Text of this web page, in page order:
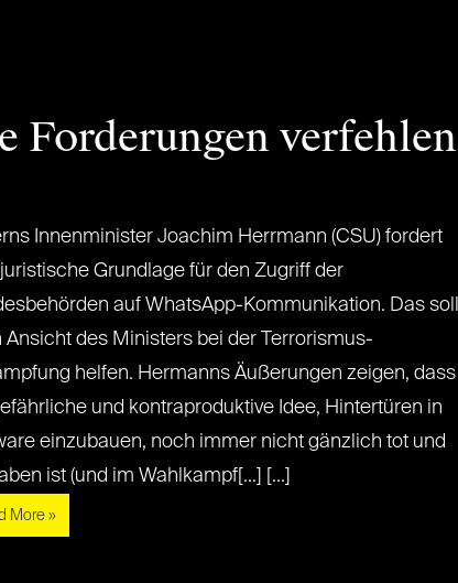
Forderungen verfehlen
Innenminister Joachim Herrmann (CSU) fordert
Grundlage für den Zugriff der
auf WhatsApp-Kommunikation. Das soll
Ansicht des Ministers bei der Terrorismus-
helfen. Hermanns Äußerungen zeigen, dass
und kontraproduktive Idee, Hintertüren in
einzubauen, noch immer nicht gänzlich tot und
ist (und im Wahlkampf[...] [...]
More »